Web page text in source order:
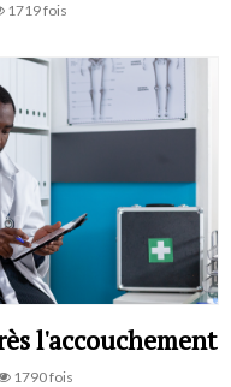
1719 fois
l'accouchement
1790 fois